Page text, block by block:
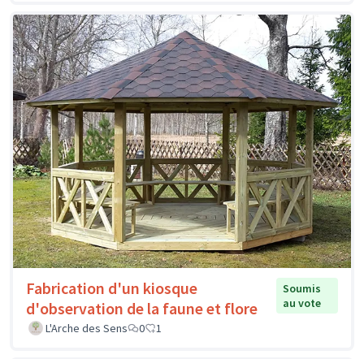
Fabrication d'un kiosque
d'observation de la faune et flore
Soumis
au vote
L'Arche des Sens
0 1